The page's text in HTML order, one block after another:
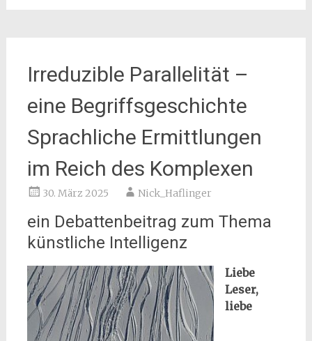
Irreduzible Parallelität –
eine Begriffsgeschichte
Sprachliche Ermittlungen
im Reich des Komplexen
30. März 2025 Nick_Haflinger
ein Debattenbeitrag zum Thema
künstliche Intelligenz
Liebe
Leser,
liebe